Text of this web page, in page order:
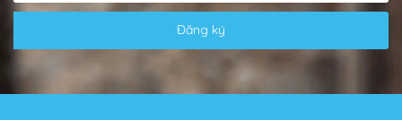
Đăng ký